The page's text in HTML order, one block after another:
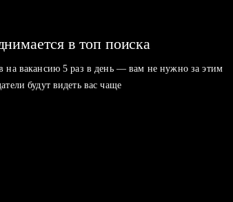
в топ поиска
на вакансию 5 раз в день — вам не нужно за этим
будут видеть вас чаще